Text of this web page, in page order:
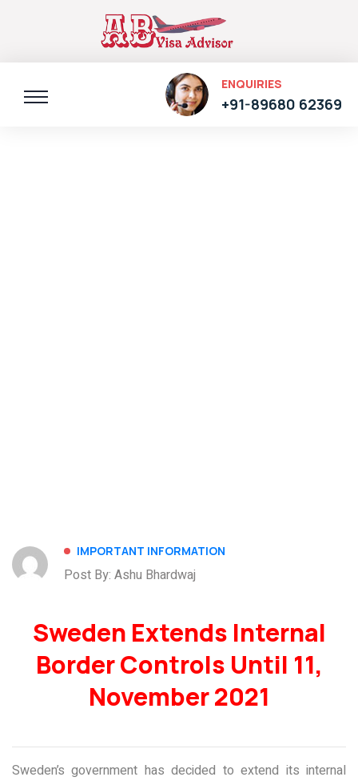
ENQUIRIES
+91-89680 62369
IMPORTANT INFORMATION
Post By: Ashu Bhardwaj
Sweden Extends Internal
Border Controls Until 11,
November 2021
Sweden’s government has decided to extend its internal